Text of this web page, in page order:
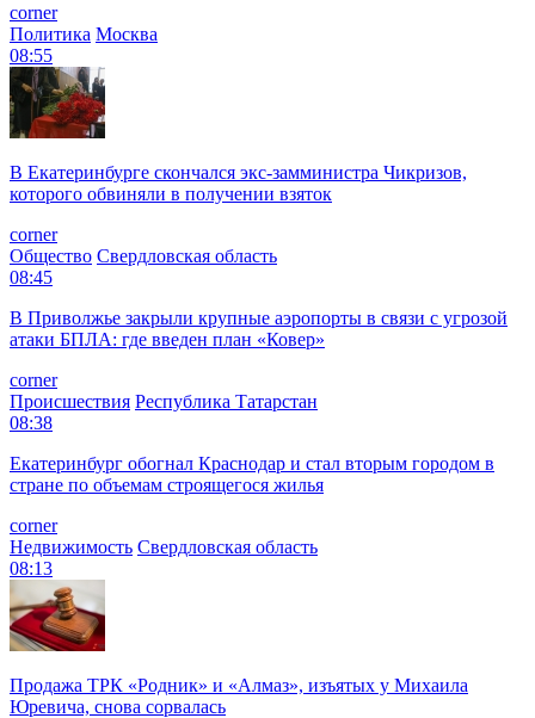
corner
Политика Москва
08:55
В Екатеринбурге скончался экс-замминистра Чикризов,
которого обвиняли в получении взяток
corner
Общество Свердловская область
08:45
В Приволжье закрыли крупные аэропорты в связи с угрозой
атаки БПЛА: где введен план «Ковер»
corner
Происшествия Республика Татарстан
08:38
Екатеринбург обогнал Краснодар и стал вторым городом в
стране по объемам строящегося жилья
corner
Недвижимость Свердловская область
08:13
Продажа ТРК «Родник» и «Алмаз», изъятых у Михаила
Юревича, снова сорвалась